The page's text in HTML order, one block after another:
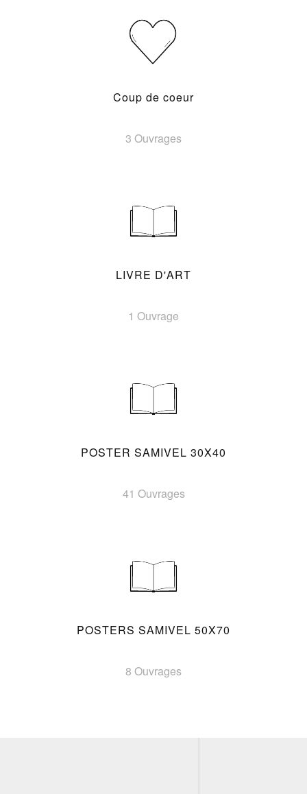
Coup de coeur
3 Ouvrages
LIVRE D'ART
1 Ouvrage
POSTER SAMIVEL 30X40
41 Ouvrages
POSTERS SAMIVEL 50X70
8 Ouvrages